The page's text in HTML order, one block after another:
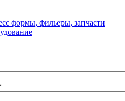
формы, фильеры, запчасти